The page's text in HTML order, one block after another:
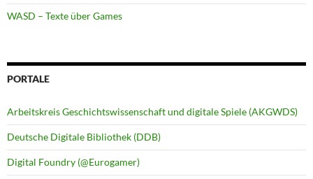
WASD – Texte über Games
PORTALE
Arbeitskreis Geschichtswissenschaft und digitale Spiele (AKGWDS)
Deutsche Digitale Bibliothek (DDB)
Digital Foundry (@Eurogamer)